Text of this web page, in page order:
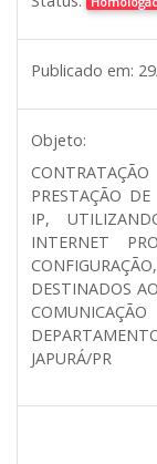
Publicado em:
Objeto:
PRESTAÇÃO
IP,
INTERNET
DESTINADOS
JAPURÁ/PR